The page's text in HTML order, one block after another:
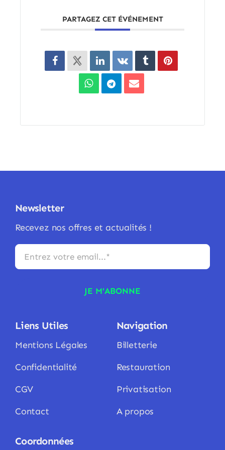
PARTAGEZ CET ÉVÉNEMENT
Newsletter
Recevez nos offres et actualités !
JE M'ABONNE
Liens Utiles
Mentions Légales
Confidentialité
CGV
Contact
Navigation
Billetterie
Restauration
Privatisation
A propos
Coordonnées